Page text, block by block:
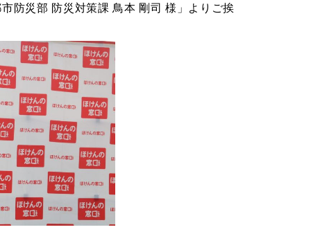
防災部 防災対策課 鳥本 剛司 様」よりご挨